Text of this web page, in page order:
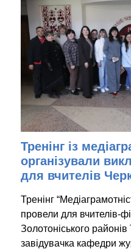
Тренінг із
організували
для вчителів
Тренінг
провели для вчителів-
Золотоніського
завідувачка кафедри